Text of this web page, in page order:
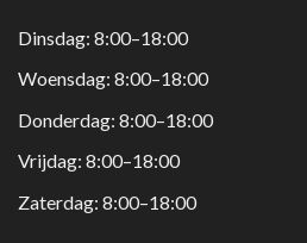
Dinsdag: 8:00–18:00
Woensdag: 8:00–18:00
Donderdag: 8:00–18:00
Vrijdag: 8:00–18:00
Zaterdag: 8:00–18:00